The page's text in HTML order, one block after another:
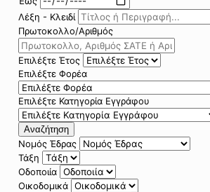
Λέξη - Κλειδί
Πρωτοκολλο/Αριθμός
Επιλέξτε Έτος
Επιλέξτε Φορέα
Επιλέξτε Κατηγορία Εγγράφου
Αναζήτηση
Νομός Έδρας
Τάξη
Οδοποιία
Οικοδομικά